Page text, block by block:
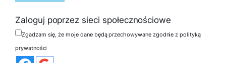
Zaloguj poprzez sieci społecznościowe
Zgadzam się, że moje dane będą przechowywane zgodnie z polityką
prywatności